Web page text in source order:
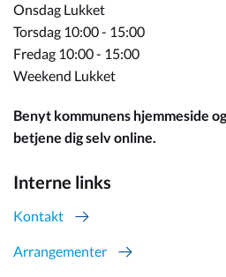
Onsdag Lukket
Torsdag 10:00 - 15:00
Fredag 10:00 - 15:00
Weekend Lukket
Benyt kommunens hjemmeside
betjene dig selv online.
Interne links
Kontakt
Arrangementer